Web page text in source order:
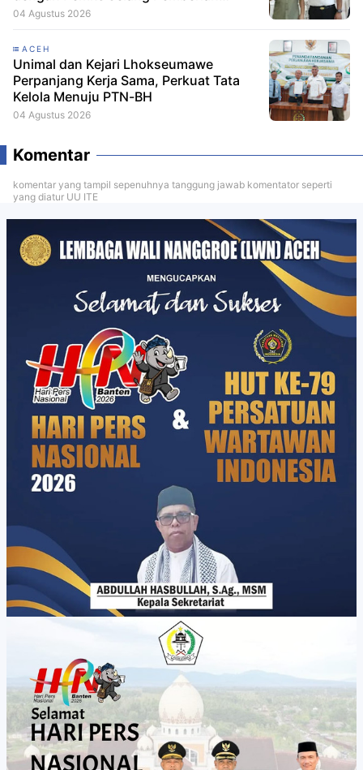
Remisi HUT RI
04 Agustus 2026
ACEH
Unimal dan Kejari Lhokseumawe
Perpanjang Kerja Sama, Perkuat Tata
Kelola Menuju PTN-BH
04 Agustus 2026
Komentar
komentar yang tampil sepenuhnya tanggung jawab komentator seperti
yang diatur UU ITE